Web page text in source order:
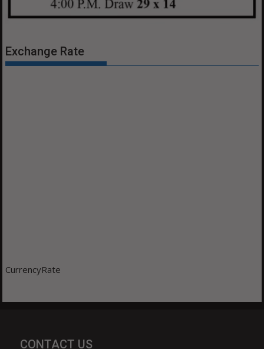
Exchange Rate
CurrencyRate
CONTACT US